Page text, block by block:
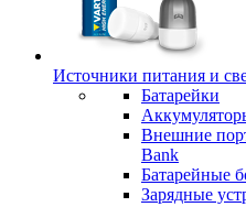
Источники питания и
Батарейки
Внешние
Bank
Батарейные
Зарядные